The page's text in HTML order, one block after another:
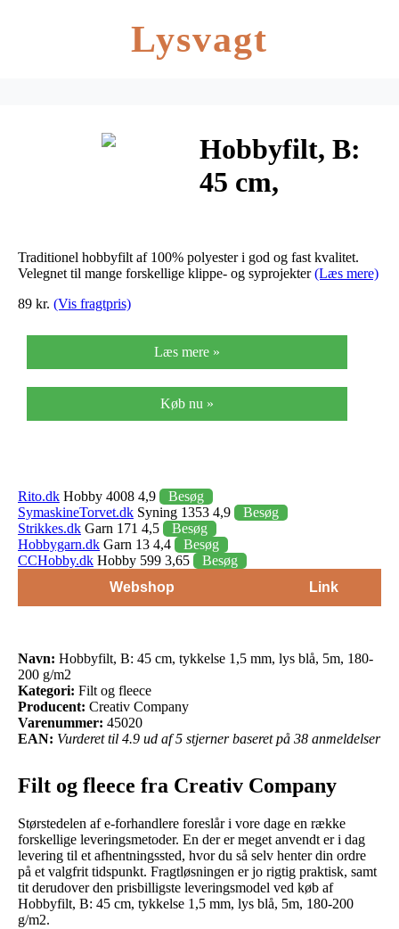
Lysvagt
Hobbyfilt, B:
45 cm,
mm, lys blå,
5m, 180-200
Traditionel hobbyfilt af 100% polyester i god og fast kvalitet.
Velegnet til mange forskellige klippe- og syprojekter(Læs mere)
89 kr. (Vis fragtpris)
Læs mere »
Køb nu »
Rito.dk Hobby 4008 4,9
Besøg
SymaskineTorvet.dk Syning 1353 4,9
Besøg
Strikkes.dk Garn 171 4,5
Besøg
Hobbygarn.dk Garn 13 4,4
Besøg
CCHobby.dk Hobby 599 3,65
Besøg
Webshop
Link
Navn: Hobbyfilt, B: 45 cm, tykkelse 1,5 mm, lys blå, 5m, 180-
200 g/m2
Kategori: Filt og fleece
Producent: Creativ Company
Varenummer: 45020
EAN: Vurderet til 4.9 ud af 5 stjerner baseret på 38 anmeldelser
Filt og fleece fra Creativ Company
Størstedelen af e-forhandlere foreslår i vore dage en række
forskellige leveringsmetoder. En der er meget anvendt er i dag
levering til et afhentningssted, hvor du så selv henter din ordre
på et valgfrit tidspunkt. Fragtløsningen er jo rigtig praktisk, samt
tit derudover den prisbilligste leveringsmodel ved køb af
Hobbyfilt, B: 45 cm, tykkelse 1,5 mm, lys blå, 5m, 180-200
g/m2.